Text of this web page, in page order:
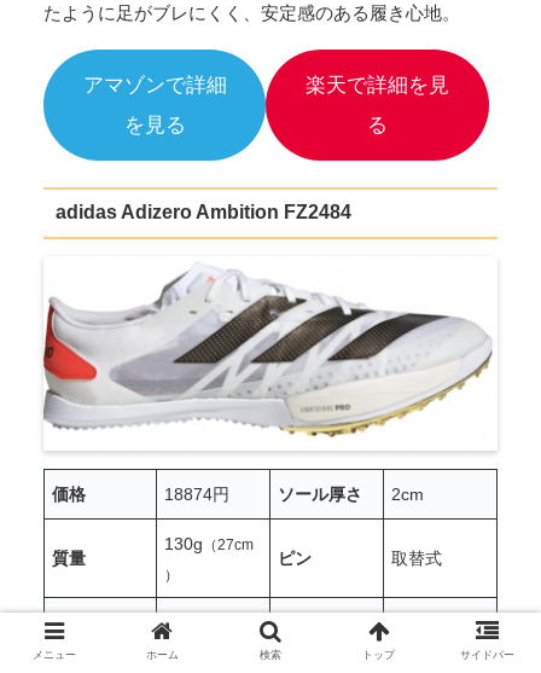
たように足がブレにくく、安定感のある履き心地。
アマゾンで詳細
を見る
楽天で詳細を見
る
adidas Adizero Ambition FZ2484
価格 18874円 ソール厚さ 2cm
質量
130g （27cm
）
ピン 取替式
種類
オールウェ
ザー専用
種目
1500m
メニュー ホーム 検索 トップ サイドバー